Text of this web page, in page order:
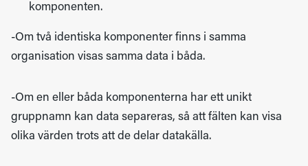
komponenten.
-Om två identiska komponenter finns i samma
organisation visas samma data i båda.
-Om en eller båda komponenterna har ett unikt
gruppnamn kan data separeras, så att fälten kan visa
olika värden trots att de delar datakälla.